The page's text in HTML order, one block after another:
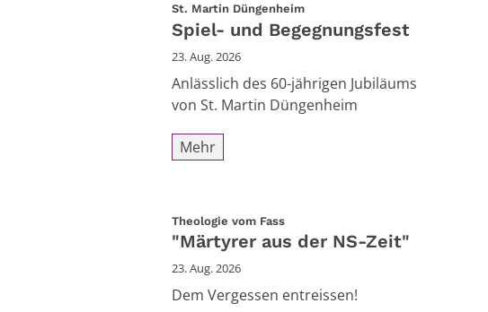
St. Martin Düngenheim:
Spiel- und Begegnungsfest
23. Aug. 2026
Anlässlich des 60-jährigen Jubiläums
von St. Martin Düngenheim
Mehr
Theologie vom Fass:
"Märtyrer aus der NS-Zeit"
23. Aug. 2026
Dem Vergessen entreissen!